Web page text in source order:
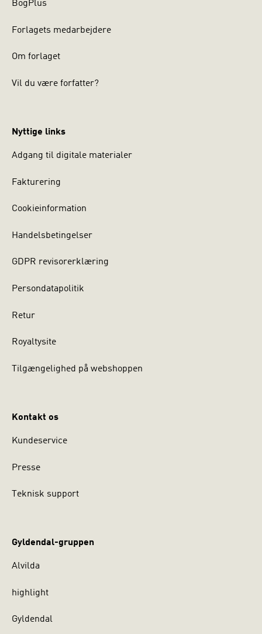
BogPlus
Forlagets medarbejdere
Om forlaget
Vil du være forfatter?
Nyttige links
Adgang til digitale materialer
Fakturering
Cookieinformation
Handelsbetingelser
GDPR revisorerklæring
Persondatapolitik
Retur
Royaltysite
Tilgængelighed på webshoppen
Kontakt os
Kundeservice
Presse
Teknisk support
Gyldendal-gruppen
Alvilda
highlight
Gyldendal